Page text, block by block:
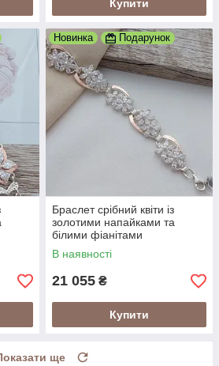
Купити
Новинка Подарунок
Браслет срібний квіти із
золотими напайками та
білими фіанітами
В наявності
21 055 ₴
Купити
ще